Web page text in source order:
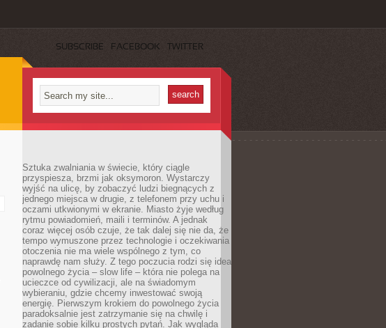
SUBSCRIBE FACEBOOK TWITTER
Sztuka zwalniania w świecie, który ciągle
przyspiesza, brzmi jak oksymoron. Wystarczy
wyjść na ulicę, by zobaczyć ludzi biegnących z
jednego miejsca w drugie, z telefonem przy uchu i
oczami utkwionymi w ekranie. Miasto żyje według
rytmu powiadomień, maili i terminów. A jednak
coraz więcej osób czuje, że tak dalej się nie da, że
tempo wymuszone przez technologie i oczekiwania
otoczenia nie ma wiele wspólnego z tym, co
naprawdę nam służy. Z tego poczucia rodzi się idea
powolnego życia – slow life – która nie polega na
ucieczce od cywilizacji, ale na świadomym
wybieraniu, gdzie chcemy inwestować swoją
energię. Pierwszym krokiem do powolnego życia
paradoksalnie jest zatrzymanie się na chwilę i
zadanie sobie kilku prostych pytań. Jak wygląda